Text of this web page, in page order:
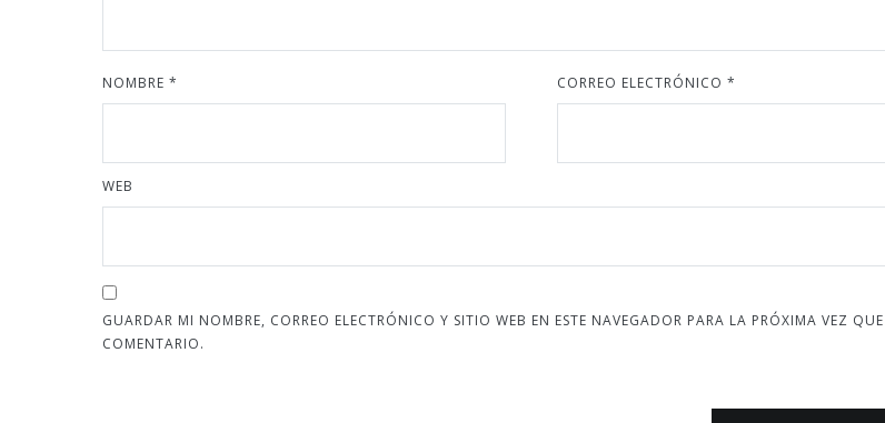
NOMBRE * CORREO ELECTRÓNICO*
WEB
GUARDAR MI NOMBRE, CORREO ELECTRÓNICO Y SITIO WEB EN ESTE NAVEGADOR PARA LA PRÓXIMA VEZ
COMENTARIO.